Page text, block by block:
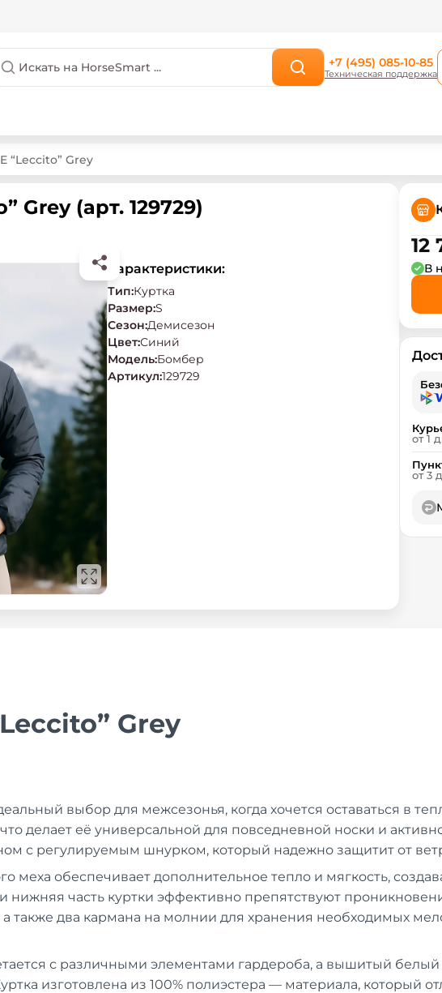
+7 (495) 085-10-85
Техническая поддержка
“Leccito” Grey
Grey (арт. 129729)
Характеристики:
Тип:Куртка
Размер:S
Сезон:Демисезон
Цвет:Синий
Модель:Бомбер
Артикул:129729
12
В
от 1
от 3
Grey
выбор для межсезонья, когда хочется оставаться в
делает её универсальной для повседневной носки и
с регулируемым шнурком, который надежно защитит от
меха обеспечивает дополнительное тепло и мягкость,
часть куртки эффективно препятствуют
также два кармана на молнии для хранения необходимых
с различными элементами гардероба, а вышитый
изготовлена из 100% полиэстера — материала, который